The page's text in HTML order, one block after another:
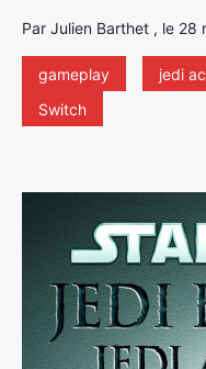
Par Julien Barthet , le
gameplay jedi
Switch